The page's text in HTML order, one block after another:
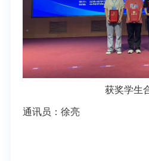
获奖学生
通讯员：徐亮